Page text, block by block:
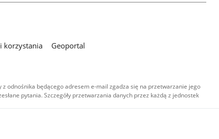
korzystania
Geoportal
odnośnika będącego adresem e-mail zgadza się na przetwarzanie jego
pytania. Szczegóły przetwarzania danych przez każdą z jednostek